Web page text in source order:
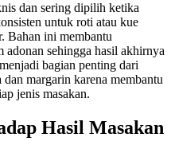
dan sering dipilih ketika
untuk roti atau kue
Bahan ini membantu
adonan sehingga hasil akhirnya
bagian penting dari
margarin karena membantu
jenis masakan.
Hasil Masakan